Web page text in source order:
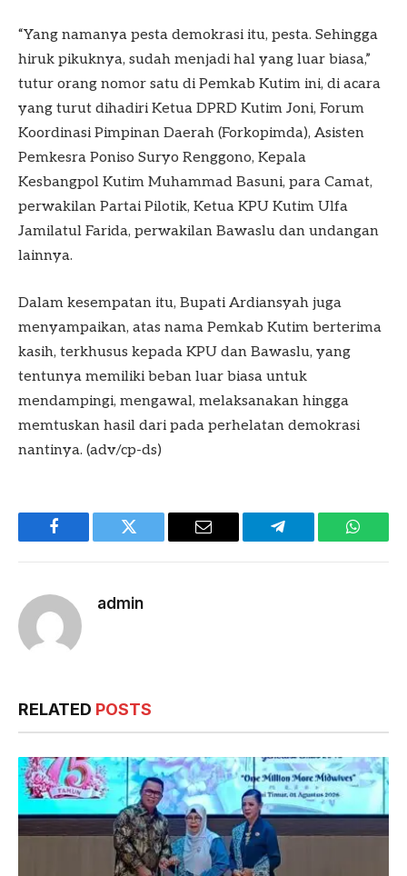
“Yang namanya pesta demokrasi itu, pesta. Sehingga
hiruk pikuknya, sudah menjadi hal yang luar biasa,”
tutur orang nomor satu di Pemkab Kutim ini, di acara
yang turut dihadiri Ketua DPRD Kutim Joni, Forum
Koordinasi Pimpinan Daerah (Forkopimda), Asisten
Pemkesra Poniso Suryo Renggono, Kepala
Kesbangpol Kutim Muhammad Basuni, para Camat,
perwakilan Partai Pilotik, Ketua KPU Kutim Ulfa
Jamilatul Farida, perwakilan Bawaslu dan undangan
lainnya.
Dalam kesempatan itu, Bupati Ardiansyah juga
menyampaikan, atas nama Pemkab Kutim berterima
kasih, terkhusus kepada KPU dan Bawaslu, yang
tentunya memiliki beban luar biasa untuk
mendampingi, mengawal, melaksanakan hingga
memtuskan hasil dari pada perhelatan demokrasi
nantinya. (adv/cp-ds)
Facebook Twitter Email Telegram
admin
RELATED POSTS